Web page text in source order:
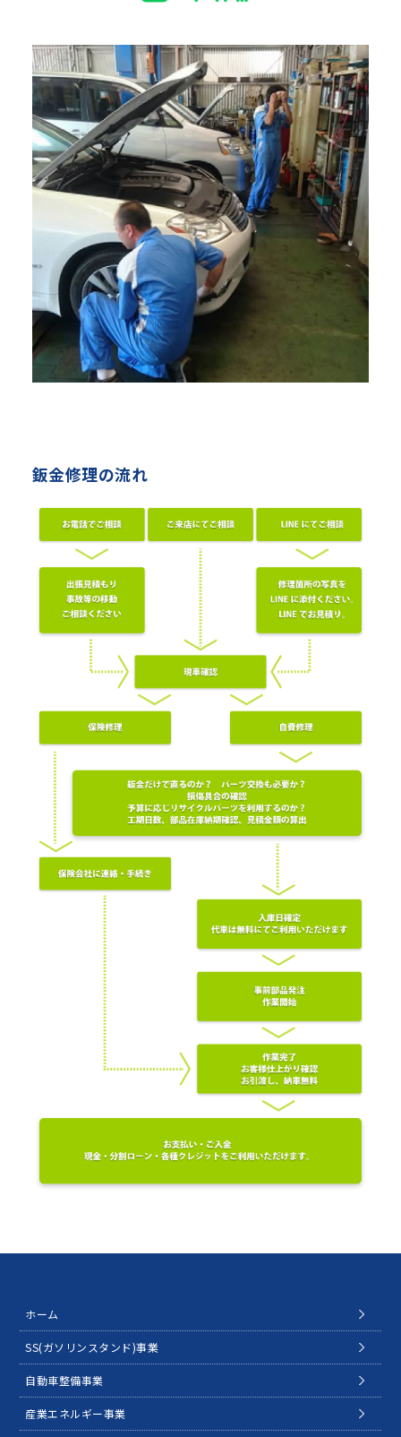
鈑金修理の流れ
ホーム
SS(ガソリンスタンド)事業
自動車整備事業
産業エネルギー事業